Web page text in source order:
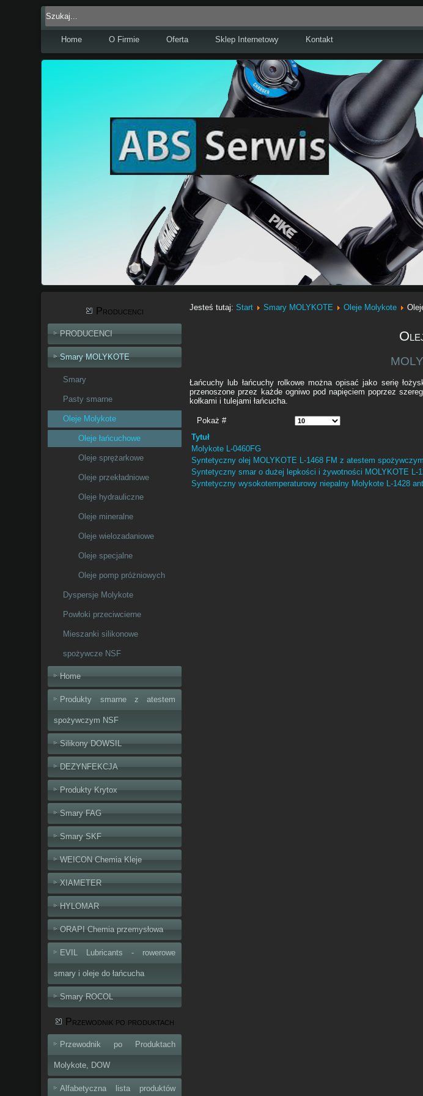
Home O Firmie Oferta Sklep Internetowy Kontakt
Producenci
PRODUCENCI
Smary MOLYKOTE
Smary
Pasty smarne
Oleje Molykote
Oleje łańcuchowe
Oleje sprężarkowe
Oleje przekładniowe
Oleje hydrauliczne
Oleje mineralne
Oleje wielozadaniowe
Oleje specjalne
Oleje pomp próżniowych
Dyspersje Molykote
Powłoki przeciwcierne
Mieszanki silikonowe
spożywcze NSF
Home
Produkty smarne z atestem
spożywczym NSF
Silikony DOWSIL
DEZYNFEKCJA
Produkty Krytox
Smary FAG
Smary SKF
WEICON Chemia Kleje
XIAMETER
HYLOMAR
ORAPI Chemia przemysłowa
EVIL Lubricants - rowerowe
smary i oleje do łańcucha
Smary ROCOL
Przewodnik po produktach
Przewodnik po Produktach
Molykote, DOW
Alfabetyczna lista produktów
Jesteś tutaj:Start Smary MOLYKOTE Oleje Molykote
Łańcuchy lub łańcuchy rolkowe można opisać jako serię
przenoszone przez każde ogniwo pod napięciem poprzez
kołkami i tulejami łańcucha.
Pokaż #
Tytuł
Molykote L-0460FG
Syntetyczny olej MOLYKOTE L-1468 FM z atestem
Syntetyczny smar o dużej lepkości i żywotności MOLYKOTE L-
Syntetyczny wysokotemperaturowy niepalny Molykote L-1428